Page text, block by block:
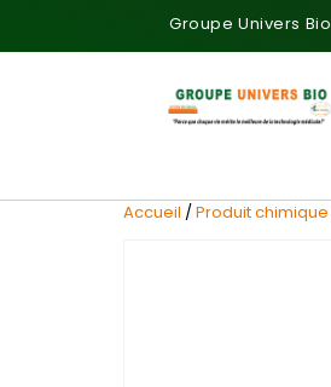
Groupe Univers Bio
Accueil /Produit chimique